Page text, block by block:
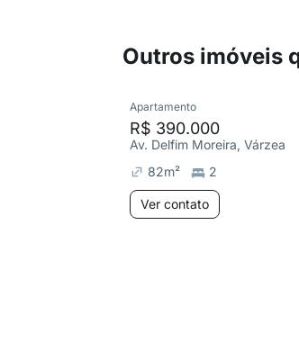
Outros imóveis
Apartamento
R$ 390.000
Av. Delfim Moreira, Várzea
82m² 2
Ver contato